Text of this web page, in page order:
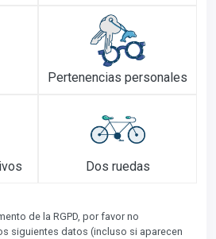
Pertenencias personales
Dos ruedas
de la RGPD, por favor no
siguientes datos (incluso si aparecen